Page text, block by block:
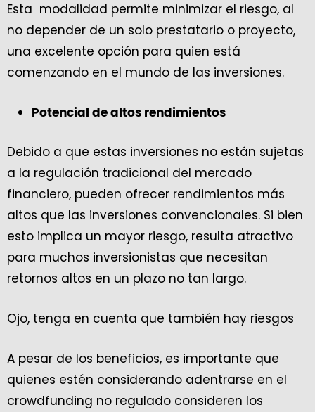
Esta modalidad permite minimizar el riesgo, al
no depender de un solo prestatario o proyecto,
una excelente opción para quien está
comenzando en el mundo de las inversiones.
Potencial de altos rendimientos
Debido a que estas inversiones no están sujetas
a la regulación tradicional del mercado
financiero, pueden ofrecer rendimientos más
altos que las inversiones convencionales. Si bien
esto implica un mayor riesgo, resulta atractivo
para muchos inversionistas que necesitan
retornos altos en un plazo no tan largo.
Ojo, tenga en cuenta que también hay riesgos
A pesar de los beneficios, es importante que
quienes estén considerando adentrarse en el
crowdfunding no regulado consideren los